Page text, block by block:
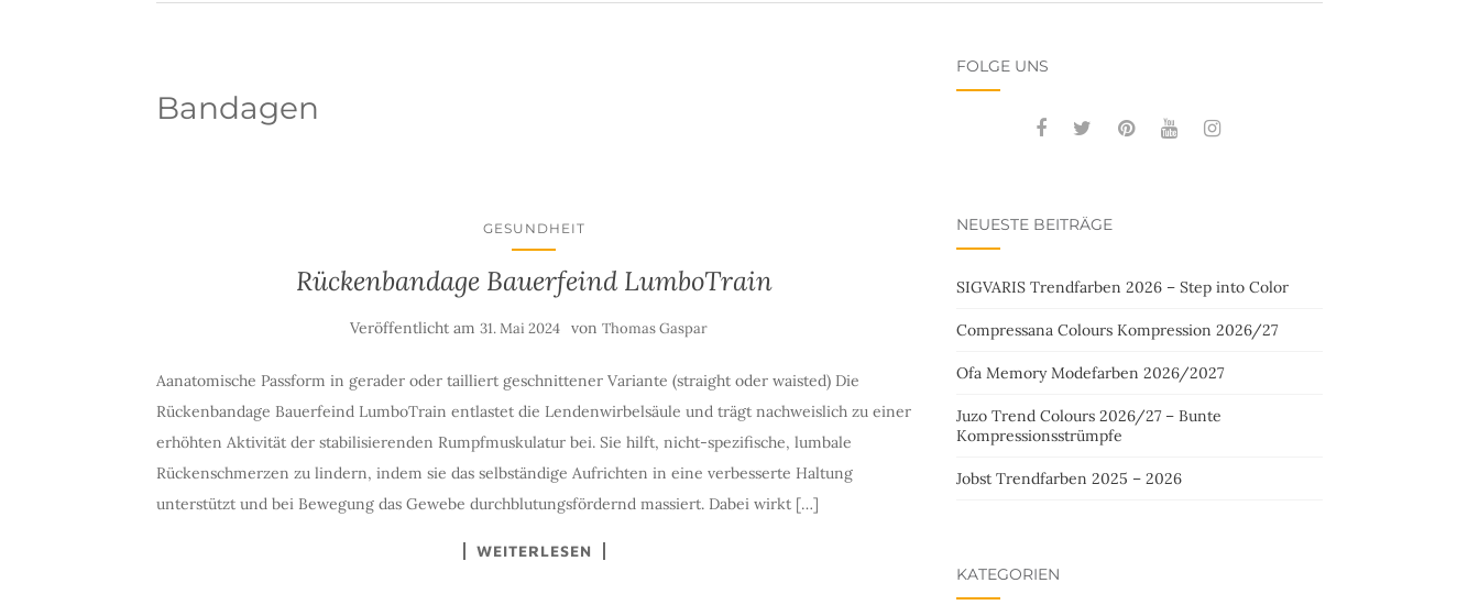
Bandagen
GESUNDHEIT
Rückenbandage Bauerfeind LumboTrain
Veröffentlicht am 31. Mai 2024 von Thomas Gaspar
Aanatomische Passform in gerader oder tailliert geschnittener Variante (straight oder waisted) Die
Rückenbandage Bauerfeind LumboTrain entlastet die Lendenwirbelsäule und trägt nachweislich zu einer
erhöhten Aktivität der stabilisierenden Rumpfmuskulatur bei. Sie hilft, nicht-spezifische, lumbale
Rückenschmerzen zu lindern, indem sie das selbständige Aufrichten in eine verbesserte Haltung
unterstützt und bei Bewegung das Gewebe durchblutungsfördernd massiert. Dabei wirkt […]
WEITERLESEN
FOLGE UNS
NEUESTE BEITRÄGE
SIGVARIS Trendfarben 2026 – Step into Color
Compressana Colours Kompression 2026/27
Ofa Memory Modefarben 2026/2027
Juzo Trend Colours 2026/27 – Bunte
Kompressionsstrümpfe
Jobst Trendfarben 2025 – 2026
KATEGORIEN